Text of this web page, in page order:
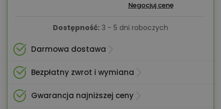
Negocjuj cenę
Dostępność: 3 - 5 dni roboczych
Darmowa dostawa
Bezpłatny zwrot i wymiana
Gwarancja najniższej ceny